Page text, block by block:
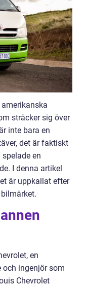
sträcker sig över
inte bara en
det är faktiskt
en
I denna artikel
är uppkallat efter
en
ingenjör som
Chevrolet